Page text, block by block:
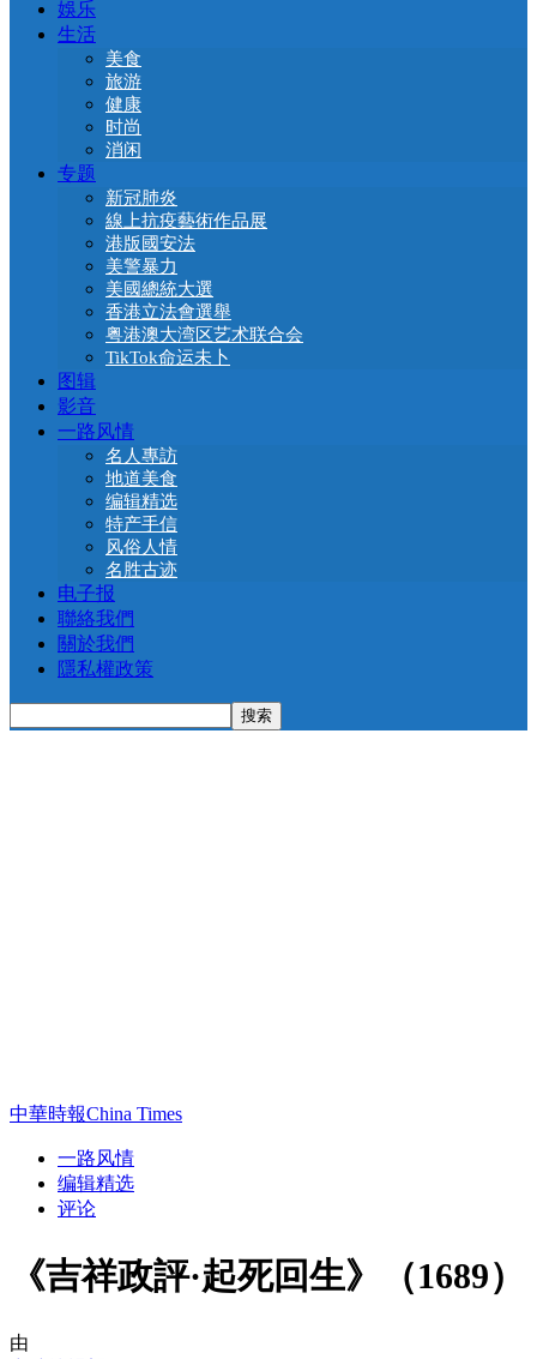
娛乐
生活
美食
旅游
健康
时尚
消闲
专题
新冠肺炎
線上抗疫藝術作品展
港版國安法
美警暴力
美國總統大選
香港立法會選舉
粤港澳大湾区艺术联合会
TikTok命运未卜
图辑
影音
一路风情
名人專訪
地道美食
编辑精选
特产手信
风俗人情
名胜古迹
电子报
聯絡我們
關於我們
隱私權政策
中華時報China Times
一路风情
编辑精选
评论
《吉祥政評·起死回生》（1689）
由